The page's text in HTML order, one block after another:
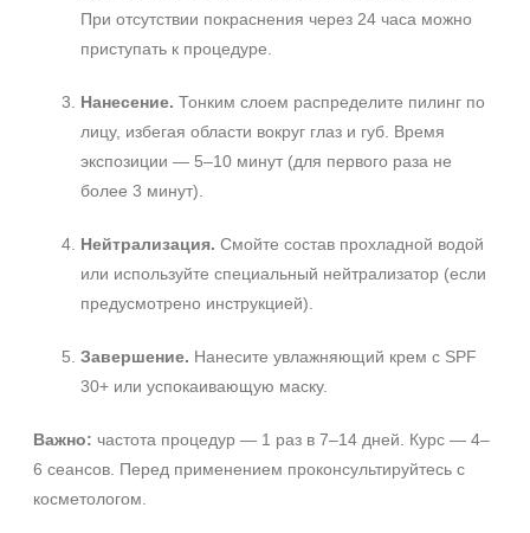
При отсутствии покраснения через 24 часа можно
приступать к процедуре.
Нанесение. Тонким слоем распределите пилинг по
лицу, избегая области вокруг глаз и губ. Время
экспозиции — 5–10 минут (для первого раза не
более 3 минут).
Нейтрализация. Смойте состав прохладной водой
или используйте специальный нейтрализатор (если
предусмотрено инструкцией).
Завершение. Нанесите увлажняющий крем с SPF
30+ или успокаивающую маску.
Важно: частота процедур — 1 раз в 7–14 дней. Курс — 4–
6 сеансов. Перед применением проконсультируйтесь с
косметологом.